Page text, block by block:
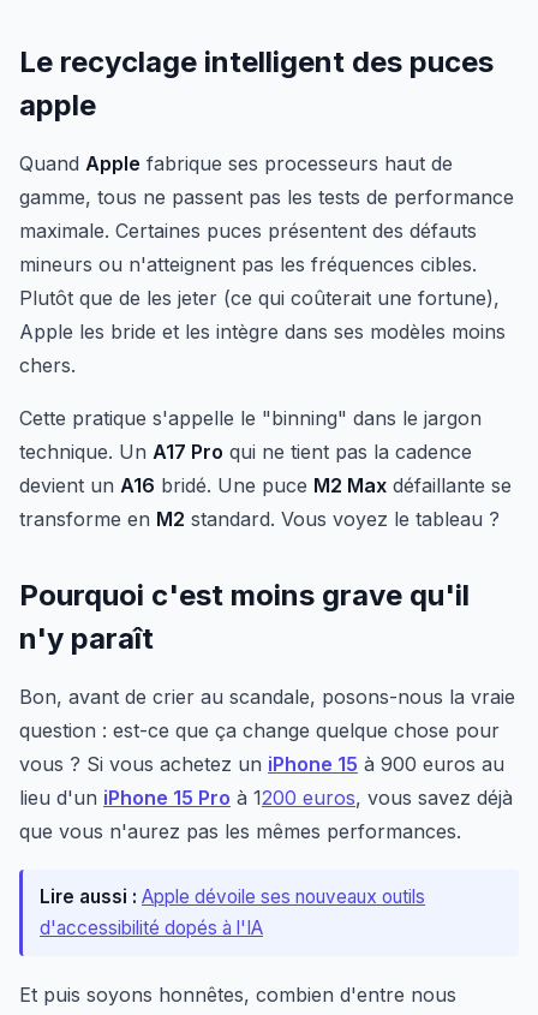
Le recyclage intelligent des puces
apple
Quand Apple fabrique ses processeurs haut de
gamme, tous ne passent pas les tests de performance
maximale. Certaines puces présentent des défauts
mineurs ou n'atteignent pas les fréquences cibles.
Plutôt que de les jeter (ce qui coûterait une fortune),
Apple les bride et les intègre dans ses modèles moins
chers.
Cette pratique s'appelle le "binning" dans le jargon
technique. Un A17 Pro qui ne tient pas la cadence
devient un A16 bridé. Une puce M2 Max défaillante se
transforme en M2 standard. Vous voyez le tableau ?
Pourquoi c'est moins grave qu'il
n'y paraît
Bon, avant de crier au scandale, posons-nous la vraie
question : est-ce que ça change quelque chose pour
vous ? Si vous achetez un iPhone 15 à 900 euros au
lieu d'un iPhone 15 Pro à 1200 euros, vous savez déjà
que vous n'aurez pas les mêmes performances.
Lire aussi : Apple dévoile ses nouveaux outils
d'accessibilité dopés à l'IA
Et puis soyons honnêtes, combien d'entre nous